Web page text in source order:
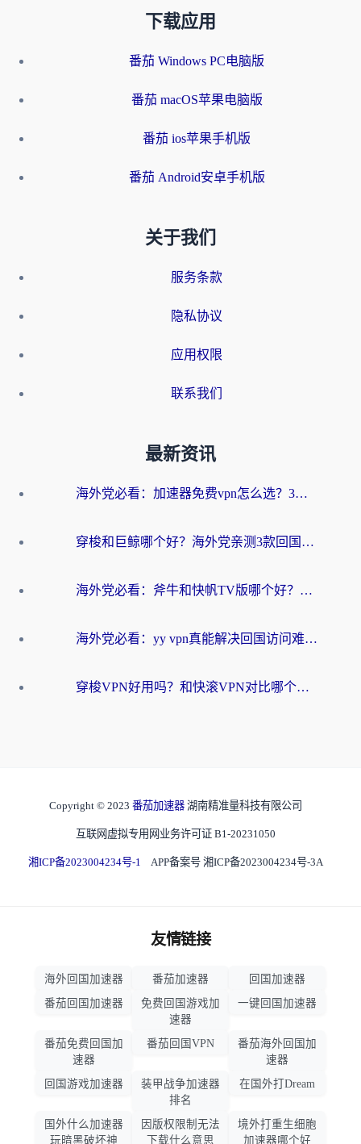
下载应用
番茄 Windows PC电脑版
番茄 macOS苹果电脑版
番茄 ios苹果手机版
番茄 Android安卓手机版
关于我们
服务条款
隐私协议
应用权限
联系我们
最新资讯
海外党必看：加速器免费vpn怎么选？3步教你无缝访问国内资源
穿梭和巨鲸哪个好？海外党亲测3款回国加速器，教你避开90%的坑
海外党必看：斧牛和快帆TV版哪个好？3分钟选对回国加速器，无缝刷B站、追热剧
海外党必看：yy vpn真能解决回国访问难题？附云极initap测评+免费方案对比
穿梭VPN好用吗？和快滚VPN对比哪个回国效果更好？海外党选回国加速器必看指南
Copyright © 2023 番茄加速器 湖南精准量科技有限公司
互联网虚拟专用网业务许可证 B1-20231050
湘ICP备2023004234号-1 APP备案号 湘ICP备2023004234号-3A
友情链接
海外回国加速器 番茄加速器
回国加速器
番茄回国加速器
免费回国游戏加
速器
一键回国加速器
番茄免费回国加
速器
番茄回国VPN
番茄海外回国加
速器
回国游戏加速器
装甲战争加速器
排名
在国外打Dream
国外什么加速器
玩暗黑破坏神
因版权限制无法
下载什么意思
境外打重生细胞
加速器哪个好